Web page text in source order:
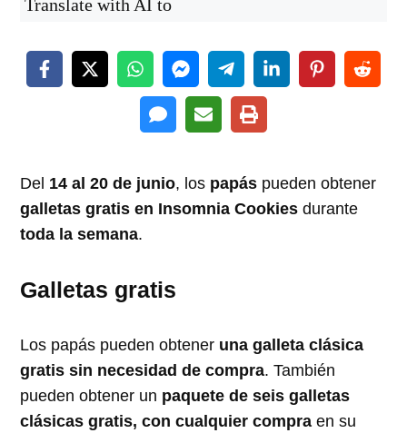
Translate with AI to
Del 14 al 20 de junio, los papás pueden obtener
galletas gratis en Insomnia Cookiesdurante
toda la semana.
Galletas gratis
Los papás pueden obtener una galleta clásica
gratis sin necesidad de compra. También
pueden obtener un paquete de seis galletas
clásicas gratis, con cualquier compraen su